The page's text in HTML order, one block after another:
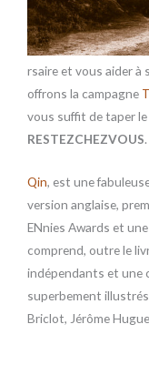
rsaire et vous aider à
offrons la campagne
vous suffit de taper
RESTEZCHEZVOUS.
Qin, est une
version anglaise,
ENnies Awards et
comprend, outre le
indépendants et une
superbement
Briclot, Jérôme